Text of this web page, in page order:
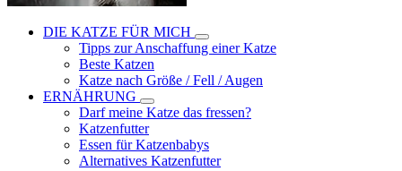
DIE KATZE FÜR MICH
Tipps zur Anschaffung einer Katze
Beste Katzen
Katze nach Größe / Fell / Augen
ERNÄHRUNG
Darf meine Katze das fressen?
Katzenfutter
Essen für Katzenbabys
Alternatives Katzenfutter